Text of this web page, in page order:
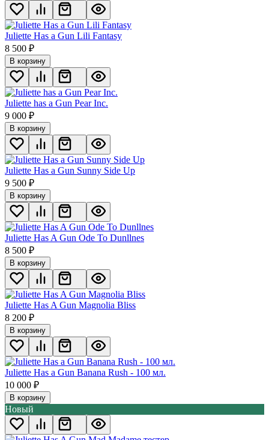
Juliette Has a Gun Lili Fantasy
8 500 ₽
В корзину
Juliette has a Gun Pear Inc.
9 000 ₽
В корзину
Juliette Has a Gun Sunny Side Up
9 500 ₽
В корзину
Juliette Has A Gun Ode To Dunllnes
8 500 ₽
В корзину
Juliette Has A Gun Magnolia Bliss
8 200 ₽
В корзину
Juliette Has a Gun Banana Rush - 100 мл.
10 000 ₽
В корзину
Новый